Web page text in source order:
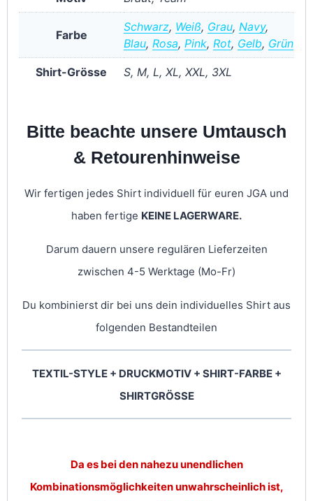
Farbe
Schwarz, Weiß, Grau, Navy,
Blau, Rosa, Pink, Rot, Gelb, Grün
Shirt-Grösse S, M, L, XL, XXL, 3XL
Bitte beachte unsere Umtausch
& Retourenhinweise
Wir fertigen jedes Shirt individuell für euren JGA und
haben fertige KEINE LAGERWARE.
Darum dauern unsere regulären Lieferzeiten
zwischen 4-5 Werktage (Mo-Fr)
Du kombinierst dir bei uns dein individuelles Shirt aus
folgenden Bestandteilen
TEXTIL-STYLE + DRUCKMOTIV + SHIRT-FARBE +
SHIRTGRÖSSE
Da es bei den nahezu unendlichen
Kombinationsmöglichkeiten unwahrscheinlich ist,